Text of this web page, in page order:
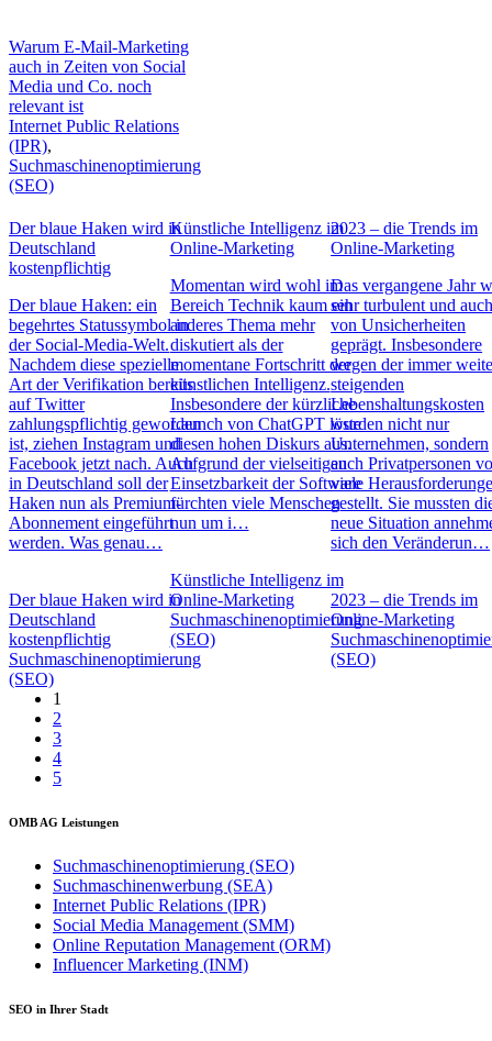
Warum E-Mail-Marketing
auch in Zeiten von Social
Media und Co. noch
relevant ist
Internet Public Relations
(IPR),
Suchmaschinenoptimierung
(SEO)
Der blaue Haken wird in
Deutschland
kostenpflichtig
Der blaue Haken: ein
begehrtes Statussymbol in
der Social-Media-Welt.
Nachdem diese spezielle
Art der Verifikation bereits
auf Twitter
zahlungspflichtig geworden
ist, ziehen Instagram und
Facebook jetzt nach. Auch
in Deutschland soll der
Haken nun als Premium-
Abonnement eingeführt
werden. Was genau…
Der blaue Haken wird in
Deutschland
kostenpflichtig
Suchmaschinenoptimierung
(SEO)
Künstliche Intelligenz im
Online-Marketing
Momentan wird wohl im
Bereich Technik kaum ein
anderes Thema mehr
diskutiert als der
momentane Fortschritt der
künstlichen Intelligenz.
Insbesondere der kürzliche
Launch von ChatGPT löste
diesen hohen Diskurs aus.
Aufgrund der vielseitigen
Einsetzbarkeit der Software
fürchten viele Menschen
nun um i…
Künstliche Intelligenz im
Online-Marketing
Suchmaschinenoptimierung
(SEO)
2023 – die Trends im
Online-Marketing
Das vergangene Jahr
sehr turbulent und
von Unsicherheiten
geprägt. Insbesondere
wegen der immer
steigenden
Lebenshaltungskosten
wurden nicht nur
Unternehmen, sondern
auch Privatpersonen
viele
gestellt. Sie mussten
neue Situation
sich den Veränderun…
2023 – die Trends im
Online-Marketing
(SEO)
1
2
3
4
5
OMB AG Leistungen
Suchmaschinenoptimierung (SEO)
Suchmaschinenwerbung (SEA)
Internet Public Relations (IPR)
Social Media Management (SMM)
Online Reputation Management (ORM)
Influencer Marketing (INM)
SEO in Ihrer Stadt